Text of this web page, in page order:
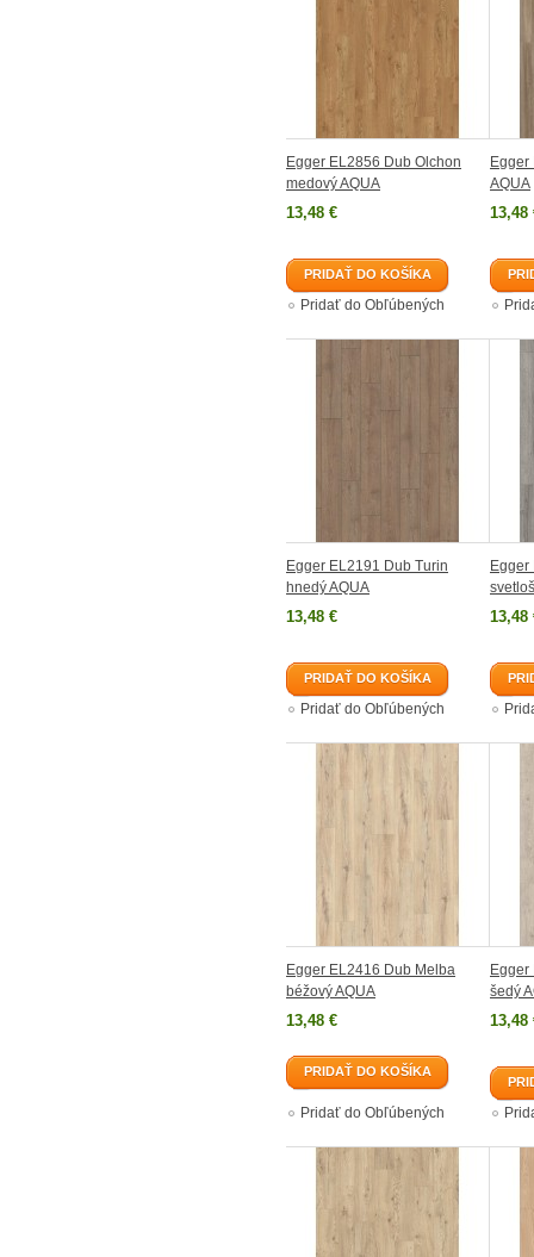
Egger EL2856 Dub Olchon
medový AQUA
13,48 €
PRIDAŤ DO KOŠÍKA
Pridať do Obľúbených
Egger
AQUA
13,48
Egger EL2191 Dub Turin
hnedý AQUA
13,48 €
PRIDAŤ DO KOŠÍKA
Pridať do Obľúbených
13,48
Egger EL2416 Dub Melba
béžový AQUA
13,48 €
PRIDAŤ DO KOŠÍKA
Pridať do Obľúbených
šedý
13,48